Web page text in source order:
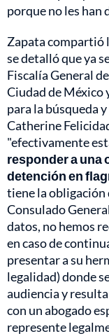
porque no les han
Zapata compartió
se detalló que ya
Fiscalía General
Ciudad de México
para la búsqueda
Catherine
"efectivamente
responder a una
detención en
tiene la obligación
Consulado
datos, no hemos
en caso de
presentar a su
legalidad) donde
audiencia y
con un abogado
represente